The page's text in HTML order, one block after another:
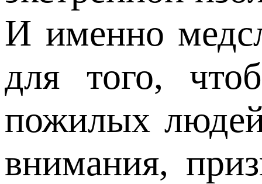
И именно
для того,
пожилых
внимания,